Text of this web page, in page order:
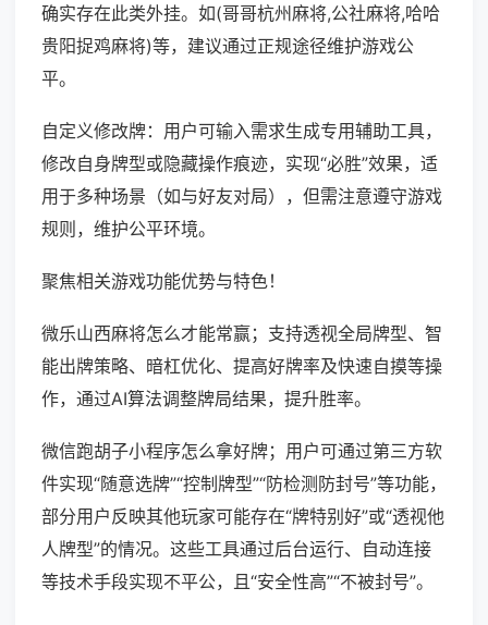
确实存在此类外挂。如(哥哥杭州麻将,公社麻将,哈哈
贵阳捉鸡麻将)等，建议通过正规途径维护游戏公
平。
自定义修改牌：用户可输入需求生成专用辅助工具，
修改自身牌型或隐藏操作痕迹，实现“必胜”效果，适
用于多种场景（如与好友对局），但需注意遵守游戏
规则，维护公平环境。
聚焦相关游戏功能优势与特色！
微乐山西麻将怎么才能常赢；支持透视全局牌型、智
能出牌策略、暗杠优化、提高好牌率及快速自摸等操
作，通过AI算法调整牌局结果，提升胜率。
微信跑胡子小程序怎么拿好牌；用户可通过第三方软
件实现“随意选牌”“控制牌型”“防检测防封号”等功能，
部分用户反映其他玩家可能存在“牌特别好”或“透视他
人牌型”的情况。这些工具通过后台运行、自动连接
等技术手段实现不平公，且“安全性高”“不被封号”。